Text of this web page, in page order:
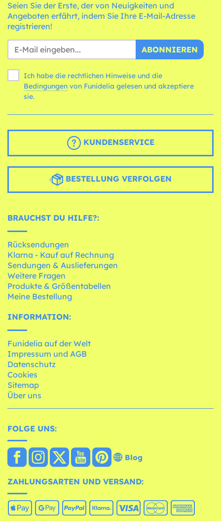
Seien Sie der Erste, der von Neuigkeiten und
Angeboten erfährt, indem Sie Ihre E-Mail-Adresse
registrieren!
ABONNIEREN
Ich habe die rechtlichen Hinweise und die
Bedingungen
sie.
KUNDENSERVICE
BESTELLUNG VERFOLGEN
BRAUCHST DU HILFE?:
Rücksendungen
Klarna - Kauf auf Rechnung
Sendungen & Auslieferungen
Weitere Fragen
Produkte & Größentabellen
Meine Bestellung
INFORMATION:
Funidelia auf der Welt
Impressum und AGB
Datenschutz
Cookies
Sitemap
Über uns
FOLGE UNS:
Blog
ZAHLUNGSARTEN UND VERSAND: